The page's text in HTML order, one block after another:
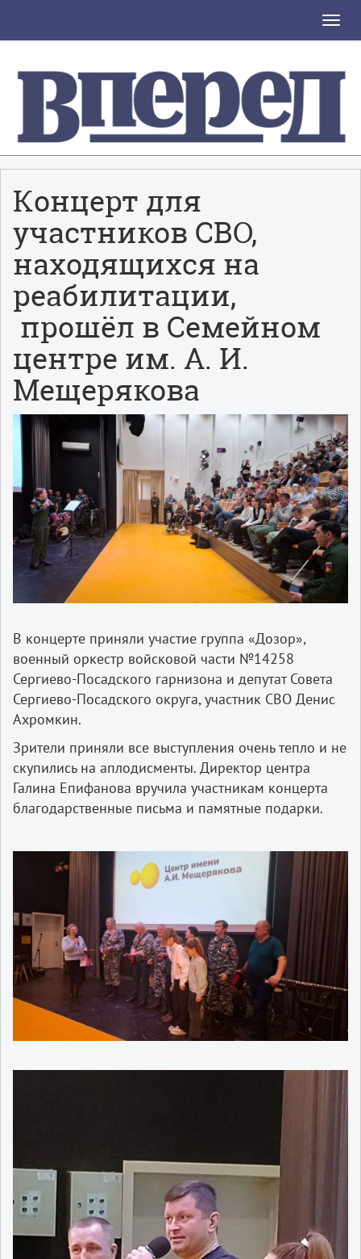
Toggle
Концерт для
участников СВО,
находящихся на
реабилитации,
прошёл в Семейном
центре им. А. И.
Мещерякова
В концерте приняли участие группа «Дозор»,
военный оркестр войсковой части №14258
Сергиево-Посадского гарнизона и депутат Совета
Сергиево-Посадского округа, участник СВО Денис
Ахромкин.
Зрители приняли все выступления очень тепло и не
скупились на аплодисменты. Директор центра
Галина Епифанова вручила участникам концерта
благодарственные письма и памятные подарки.